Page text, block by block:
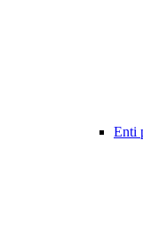
Enti